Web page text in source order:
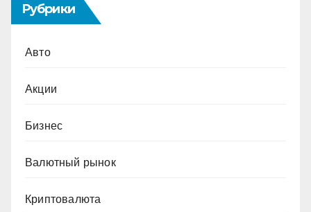
Рубрики
Авто
Акции
Бизнес
Валютный рынок
Криптовалюта